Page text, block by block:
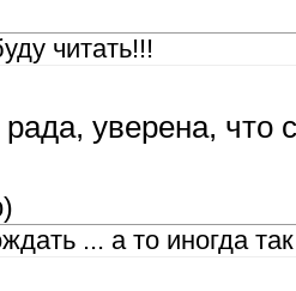
читать!!!
рада, уверена, что
)
... а то иногда